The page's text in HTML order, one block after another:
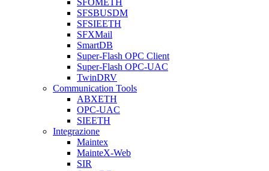
SFOMETH
SFSBUSDM
SFSIEETH
SFXMail
SmartDB
Super-Flash OPC Client
Super-Flash OPC-UAC
TwinDRV
Communication Tools
ABXETH
OPC-UAC
SIEETH
Integrazione
Maintex
MainteX-Web
SIR